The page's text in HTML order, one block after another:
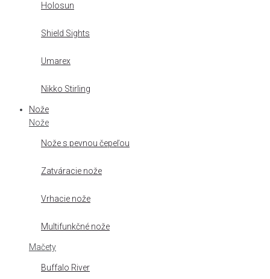
Holosun
Shield Sights
Umarex
Nikko Stirling
Nože
Nože
Nože s pevnou čepeľou
Zatváracie nože
Vrhacie nože
Multifunkčné nože
Mačety
Buffalo River